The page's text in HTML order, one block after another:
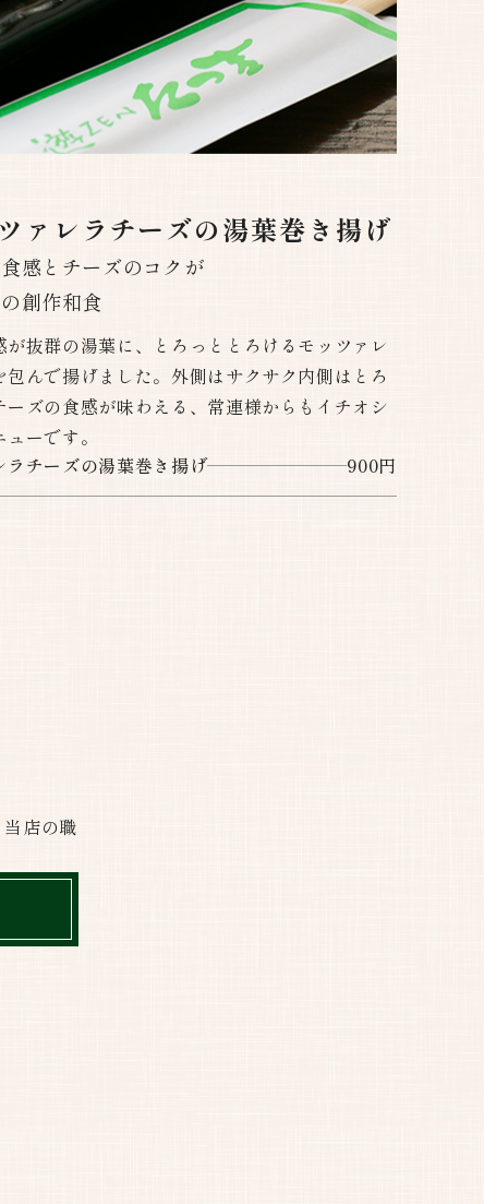
ァレラチーズの湯葉巻き揚げ
感とチーズのコクが
創作和食​​​​​​​
が抜群の湯葉に、とろっととろけるモッツァレ
包んで揚げました。外側はサクサク内側はとろ
ーズの食感が味わえる、常連様からもイチオシ
ーです。
ラチーズの湯葉巻き揚げ
900円
店の職